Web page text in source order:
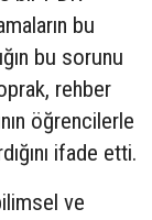
bu
bu sorunu
rehber
öğrencilerle
ifade etti.
ve